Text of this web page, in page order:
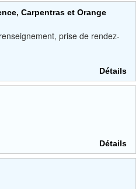
Carpentras et Orange
prise de rendez-
Détails
Détails